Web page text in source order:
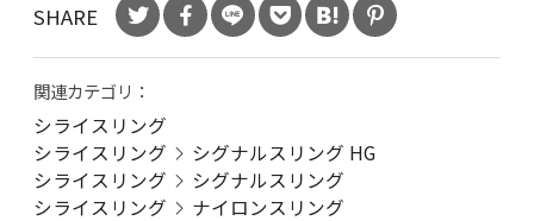
SHARE
関連カテゴリ：
シライスリング
シライスリング
シグナルスリング HG
シライスリング
シグナルスリング
シライスリング
ナイロンスリング